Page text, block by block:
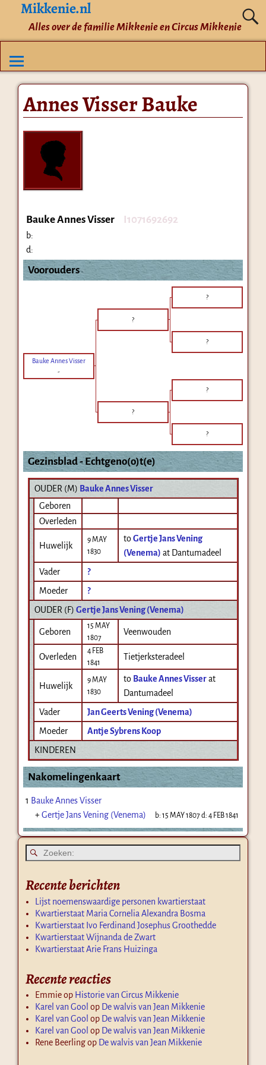
Mikkenie.nl
Alles over de familie Mikkenie en Circus Mikkenie
Annes Visser Bauke
Bauke Annes Visser I1071692692
b:
d:
Voorouders
?
?
?
Bauke Annes Visser
-
?
?
?
Gezinsblad - Echtgeno(o)t(e)
OUDER (M) Bauke Annes Visser
Geboren
Overleden
Huwelijk
9 MAY
1830
toGertje Jans Vening
(Venema) at Dantumadeel
Vader
?
Moeder
?
OUDER (F) Gertje Jans Vening (Venema)
Geboren
15 MAY
1807
Veenwouden
Overleden
4 FEB
1841
Tietjerksteradeel
Huwelijk
9 MAY
1830
to Bauke Annes Visser at
Dantumadeel
Vader
Jan Geerts Vening (Venema)
Moeder
Antje Sybrens Koop
KINDEREN
Nakomelingenkaart
1 Bauke Annes Visser
+Gertje Jans Vening (Venema) b:15 MAY 1807d:4 FEB 1841
Recente berichten
Lijst noemenswaardige personen kwartierstaat
Kwartierstaat Maria Cornelia Alexandra Bosma
Kwartierstaat Ivo Ferdinand Josephus Groothedde
Kwartierstaat Wijnanda de Zwart
Kwartierstaat Arie Frans Huizinga
Recente reacties
Emmieop Historie van Circus Mikkenie
Karel van Gool op De walvis van Jean Mikkenie
Karel van Gool op De walvis van Jean Mikkenie
Karel van Gool op De walvis van Jean Mikkenie
Rene Beerlingop De walvis van Jean Mikkenie